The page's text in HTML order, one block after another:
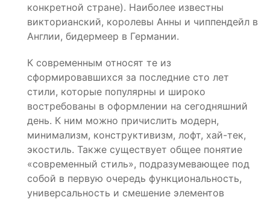
конкретной стране). Наиболее известны
викторианский, королевы Анны и чиппендейл в
Англии, бидермеер в Германии.
К современным относят те из
сформировавшихся за последние сто лет
стили, которые популярны и широко
востребованы в оформлении на сегодняшний
день. К ним можно причислить модерн,
минимализм, конструктивизм, лофт, хай-тек,
экостиль. Также существует общее понятие
«современный стиль», подразумевающее под
собой в первую очередь функциональность,
универсальность и смешение элементов